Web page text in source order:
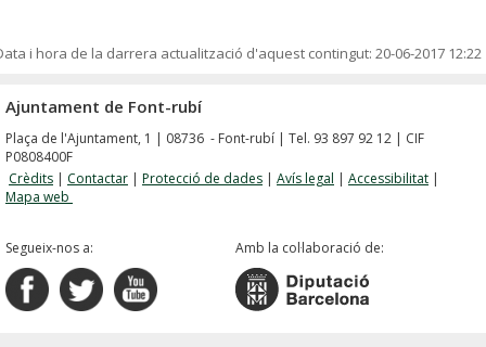
i hora de la darrera actualització d'aquest contingut: 20-06-2017 12:22
Ajuntament de Font-rubí
Plaça de l'Ajuntament, 1 | 08736 - Font-rubí | Tel. 93 897 92 12 | CIF
P0808400F
Crèdits | Contactar | Protecció de dades | Avís legal | Accessibilitat |
Mapa web
Segueix-nos a: Amb la col·laboració de: